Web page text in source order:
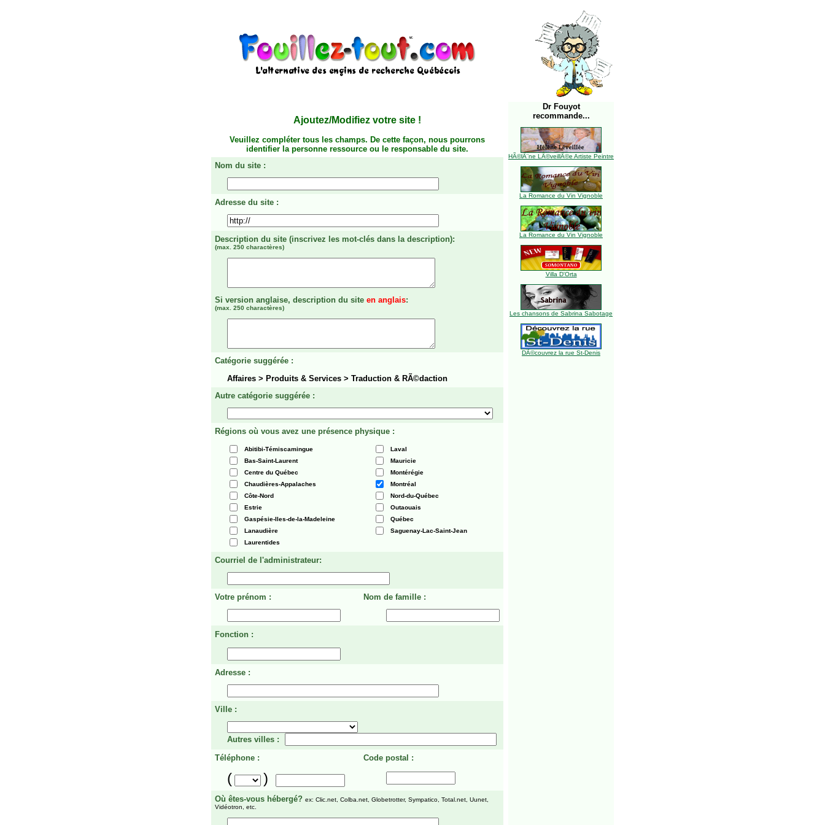
Ajoutez/Modifiez votre site !
Veuillez compléter tous les champs. De cette façon, nous pourrons
identifier la personne ressource ou le responsable du site.
Nom du site :
Adresse du site :
Description du site (inscrivez les mot-clés dans la description):
(max. 250 charactères)
Si version anglaise, description du site en anglais:
(max. 250 charactères)
Catégorie suggérée :
Affaires > Produits & Services > Traduction & RÃ©daction
Autre catégorie suggérée :
Régions où vous avez une présence physique :
Abitibi-Témiscamingue
Laval
Bas-Saint-Laurent
Mauricie
Centre du Québec
Montérégie
Chaudières-Appalaches
Montréal
Côte-Nord
Nord-du-Québec
Estrie
Outaouais
Gaspésie-Iles-de-la-Madeleine
Québec
Lanaudière
Saguenay-Lac-Saint-Jean
Laurentides
Courriel de l'administrateur:
Votre prénom : Nom de famille :
Fonction :
Adresse :
Ville :
Autres villes :
Téléphone :
Code postal :
( )
Où êtes-vous hébergé? ex: Clic.net, Colba.net, Globetrotter, Sympatico, Total.net, Uunet,
Vidéotron, etc.
Dr Fouyot
recommande...
HÃ©lÃ¨ne LÃ©veillÃ©e Artiste Peintre
La Romance du Vin Vignoble
La Romance du Vin Vignoble
Villa D'Orta
Les chansons de Sabrina Sabotage
DÃ©couvrez la rue St-Denis